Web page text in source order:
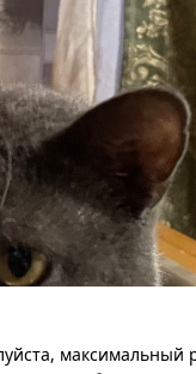
максимальный